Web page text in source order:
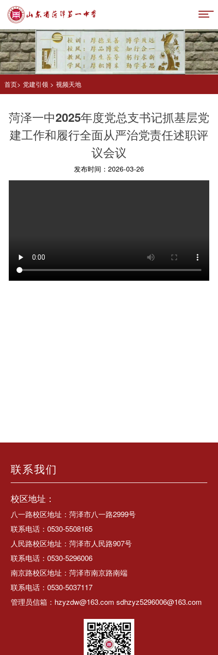
首页> 党建引领> 视频天地
菏泽一中2025年度党总支书记抓基层党
建工作和履行全面从严治党责任述职评
议会议
发布时间：2026-03-26
联系我们
校区地址：
八一路校区地址：菏泽市八一路2999号
联系电话：0530-5508165
人民路校区地址：菏泽市人民路907号
联系电话：0530-5296006
南京路校区地址：菏泽市南京路南端
联系电话：0530-5037117
管理员信箱：hzyzdw@163.com sdhzyz5296006@163.com